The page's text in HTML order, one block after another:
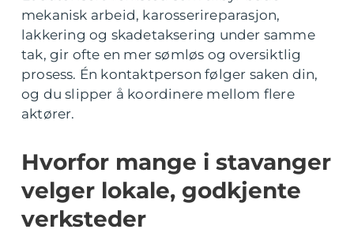
mekanisk arbeid, karosserireparasjon,
lakkering og skadetaksering under samme
tak, gir ofte en mer sømløs og oversiktlig
prosess. Én kontaktperson følger saken din,
og du slipper å koordinere mellom flere
aktører.
Hvorfor mange i stavanger
velger lokale, godkjente
verksteder